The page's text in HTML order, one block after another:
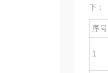
下：
序号
1